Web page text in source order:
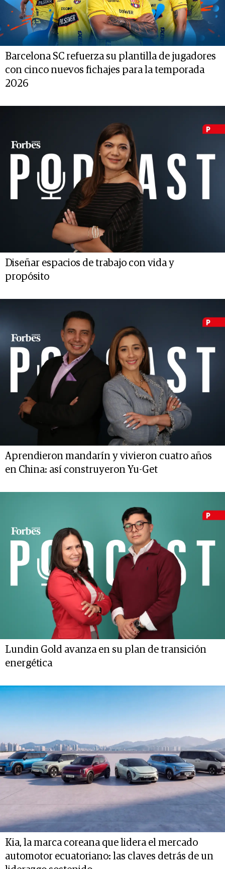
Barcelona SC refuerza su plantilla de jugadores
con cinco nuevos fichajes para la temporada
2026
Diseñar espacios de trabajo con vida y
propósito
Aprendieron mandarín y vivieron cuatro años
en China: así construyeron Yu-Get
Lundin Gold avanza en su plan de transición
energética
Kia, la marca coreana que lidera el mercado
automotor ecuatoriano: las claves detrás de un